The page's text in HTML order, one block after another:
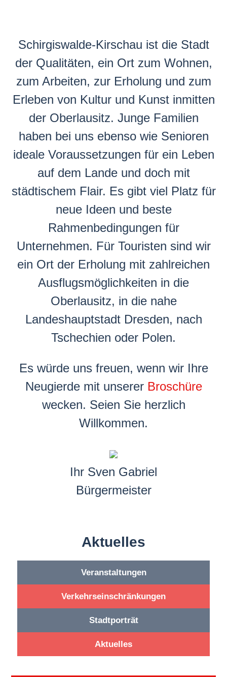
Schirgiswalde-Kirschau ist die Stadt
der Qualitäten, ein Ort zum Wohnen,
zum Arbeiten, zur Erholung und zum
Erleben von Kultur und Kunst inmitten
der Oberlausitz. Junge Familien
haben bei uns ebenso wie Senioren
ideale Voraussetzungen für ein Leben
auf dem Lande und doch mit
städtischem Flair. Es gibt viel Platz für
neue Ideen und beste
Rahmenbedingungen für
Unternehmen. Für Touristen sind wir
ein Ort der Erholung mit zahlreichen
Ausflugsmöglichkeiten in die
Oberlausitz, in die nahe
Landeshauptstadt Dresden, nach
Tschechien oder Polen.
Es würde uns freuen, wenn wir Ihre
Neugierde mit unserer Broschüre
wecken. Seien Sie herzlich
Willkommen.
Ihr Sven Gabriel
Bürgermeister
Aktuelles
Veranstaltungen
Verkehrseinschränkungen
Stadtporträt
Aktuelles